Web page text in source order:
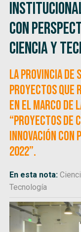
con
ciencia y
La provincia de
proyectos que
en el marco de
“Proyectos de
Innovación con
2022”.
En esta nota:
Tecnología